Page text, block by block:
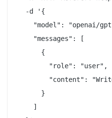
  -d '{
"model": "openai/
    "messages": [
      {
        "role": "user",
"content":
      }
    ]